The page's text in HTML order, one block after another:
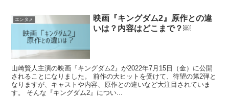
エンタメ
映画『キングダム2』原作との違
いは？内容はどこまで？￼
山崎賢人主演の映画『キングダム2』が2022年7月15日（金）に公開
されることになりました。 前作の大ヒットを受けて、待望の第2弾と
なりますが、キャストや内容、原作との違いなど大注目されていま
す。 そんな『キングダム2』につい...